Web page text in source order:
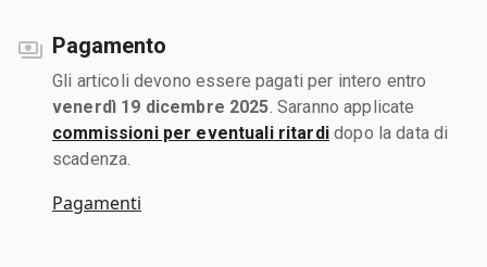
Pagamento
Gli articoli devono essere pagati per intero entro
venerdì 19 dicembre 2025 . Saranno applicate
commissioni per eventuali ritardidopo la data di
scadenza.
Pagamenti